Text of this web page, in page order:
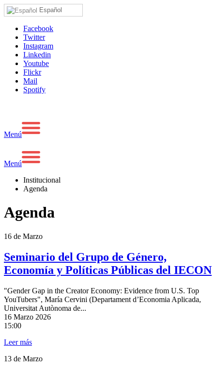
Español
Facebook
Twitter
Instagram
Linkedin
Youtube
Flickr
Mail
Spotify
Menú
Menú
Institucional
Agenda
Agenda
16 de Marzo
Seminario del Grupo de Género,
Economía y Políticas Públicas del IECON
"Gender Gap in the Creator Economy: Evidence from U.S. Top
YouTubers", María Cervini (Departament d’Economia Aplicada,
Universitat Autònoma de...
16 Marzo 2026
15:00
Leer más
13 de Marzo